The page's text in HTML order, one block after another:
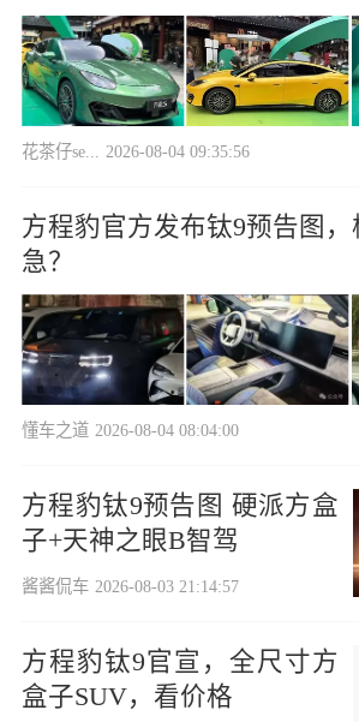
花茶仔se... 2026-08-04 09:35:56
方程豹官方发布钛9预告图
急？
懂车之道 2026-08-04 08:04:00
方程豹钛9预告图 硬派方盒
子+天神之眼B智驾
酱酱侃车 2026-08-03 21:14:57
方程豹钛9官宣，全尺寸方
盒子SUV，看价格